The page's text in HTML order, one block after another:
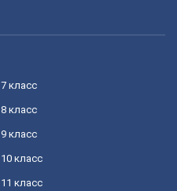
7 класс
8 класс
9 класс
10 класс
11 класс